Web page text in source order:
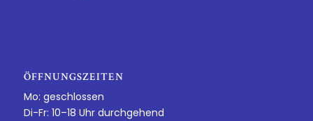
ÖFFNUNGSZEITEN
Mo: geschlossen
Di-Fr: 10–18 Uhr durchgehend